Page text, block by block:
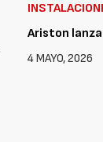
Ariston
4 MAYO, 2026